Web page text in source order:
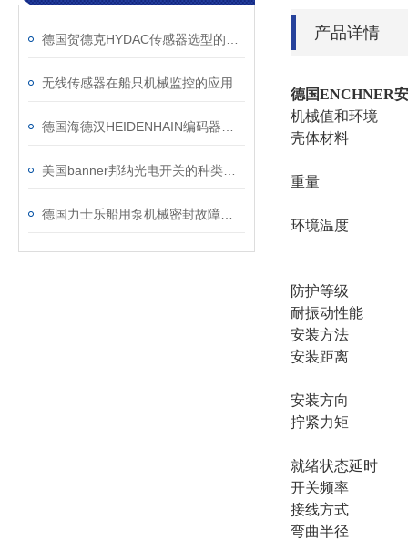
无线传感器在船只机械监控的应用
产品详情
德国ENCHNER
机械值和环境
壳体材料
重量
环境温度
防护等级
耐振动性能
安装方法
安装距离
安装方向
拧紧力矩
就绪状态延时
开关频率
接线方式
弯曲半径